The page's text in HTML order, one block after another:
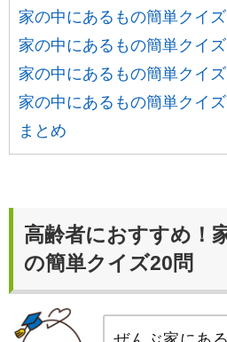
家の中にあるもの簡単クイズ
家の中にあるもの簡単クイズ
家の中にあるもの簡単クイズ
家の中にあるもの簡単クイズ
まとめ
高齢者におすすめ！
の簡単クイズ20問